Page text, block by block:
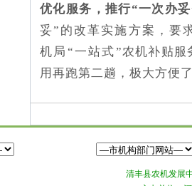
优化服务，推行“一次办
妥”的改革实施方案，要
机局“一站式”农机补贴服
用再跑第二趟，极大方便
清丰县农机发展